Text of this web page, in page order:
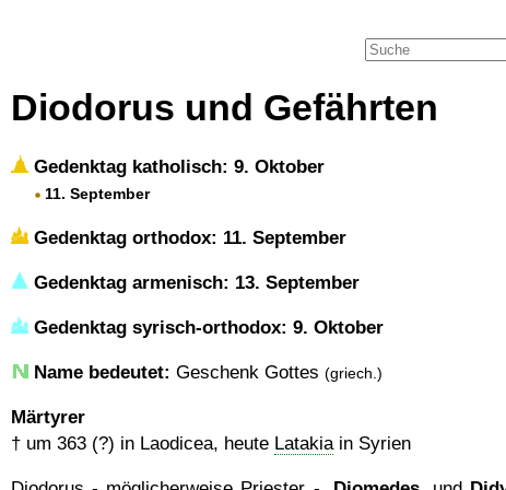
Diodorus und Gefährten
Gedenktag katholisch: 9. Oktober
11. September
Gedenktag orthodox: 11. September
Gedenktag armenisch: 13. September
Gedenktag syrisch-orthodox: 9. Oktober
Name bedeutet: Geschenk Gottes (griech.)
Märtyrer
† um 363 (?) in Laodicea, heute Latakiain Syrien